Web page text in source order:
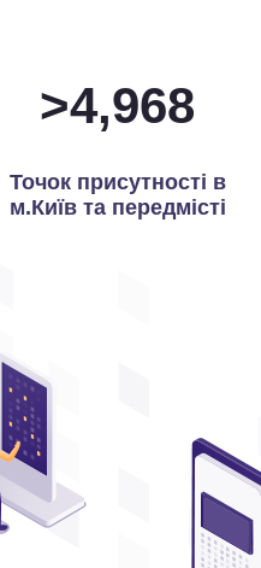
>4,991
Точок присутності в
м.Київ та передмісті